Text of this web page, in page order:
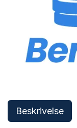
Beskrivelse